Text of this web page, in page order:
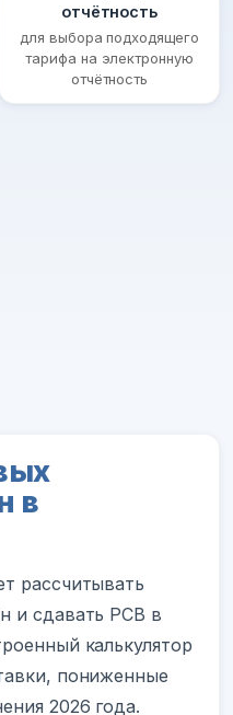
отчётность
для выбора подходящего
тарифа на электронную
отчётность
в
рассчитывать
и сдавать РСВ в
калькулятор
пониженные
2026 года.